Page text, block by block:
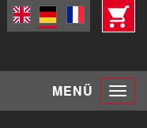
MENÜ Toggle